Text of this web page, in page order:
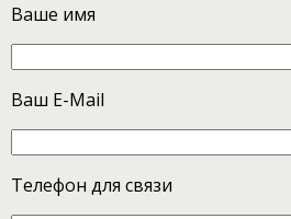
Ваше имя
Ваш E-Mail
Телефон для связи